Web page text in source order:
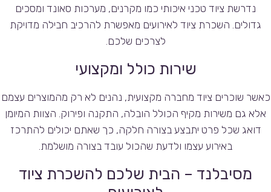
נדרשת ציוד טכני איכותי כמו מקרנים, מערכות סאונד ומסכים
גדולים. השכרת ציוד לאירועים מאפשרת להרכיב חבילה מדויקת
לצרכים שלכם.
שירות כולל ומקצועי
כאשר שוכרים ציוד מחברה מקצועית, נהנים לא רק מהמוצרים עצמם
אלא גם משירות מקיף הכולל הובלה, התקנה ופירוק. הצוות המיומן
דואג שכל פרט יתבצע בצורה חלקה, כך שאתם יכולים להתרכז
באירוע עצמו ולדעת שהכול עובד בצורה מושלמת.
מסיבלנד – הבית שלכם להשכרת ציוד